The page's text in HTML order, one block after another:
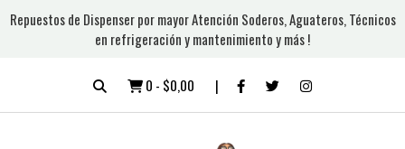
Repuestos de Dispenser por mayor Atención Soderos, Aguateros, Técnicos
en refrigeración y mantenimiento y más !
0 - $0,00